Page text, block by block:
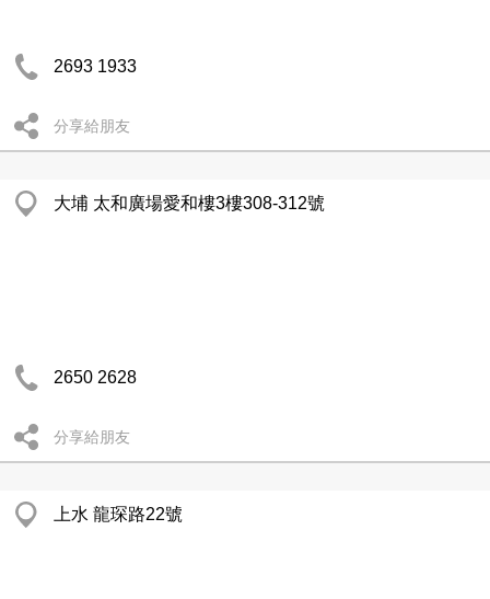
2693 1933
分享給朋友
大埔 太和廣場愛和樓3樓308-312號
2650 2628
分享給朋友
上水 龍琛路22號